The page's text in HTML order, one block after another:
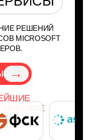
РЕШЕНИЙ
MICROSOFT
→